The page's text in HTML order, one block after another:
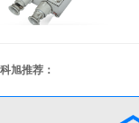
科旭推荐：